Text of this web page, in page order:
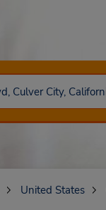
United States